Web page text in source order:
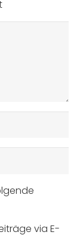
via E-